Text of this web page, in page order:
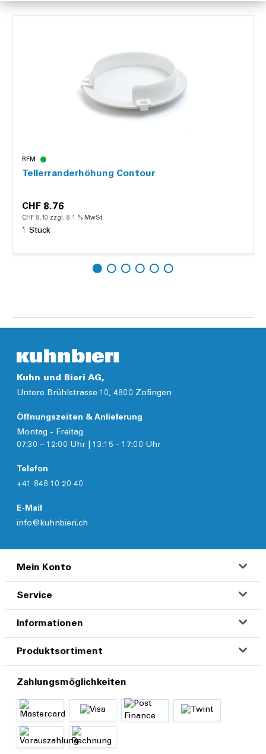
RFM
Tellerranderhöhung Contour
CHF 8.76
CHF 8.10 zzgl. 8.1 % MwSt.
1 Stück
Hinzufügen
Kuhn und Bieri AG,
Untere Brühlstrasse 10, 4800 Zofingen
Öffnungszeiten & Anlieferung
Montag - Freitag
07:30 – 12:00 Uhr | 13:15 - 17:00 Uhr
Telefon
+41 848 10 20 40
E-Mail
info@kuhnbieri.ch
Mein Konto
Service
Informationen
Produktsortiment
Zahlungsmöglichkeiten